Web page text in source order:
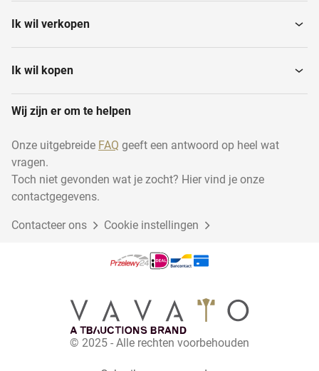
Ik wil verkopen
Ik wil kopen
Wij zijn er om te helpen
Onze uitgebreide FAQ geeft een antwoord op heel wat
vragen.
Toch niet gevonden wat je zocht? Hier vind je onze
contactgegevens.
Contacteer ons Cookie instellingen
© 2025 - Alle rechten voorbehouden